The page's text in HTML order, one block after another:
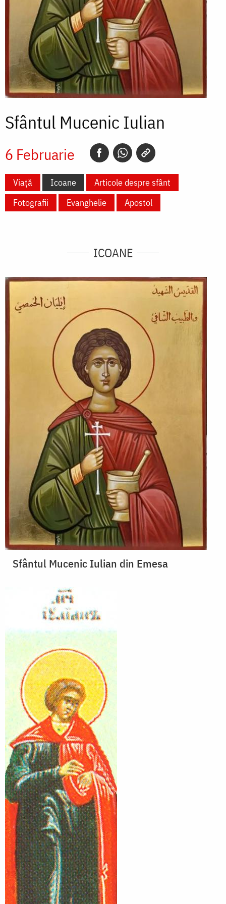
Sfântul Mucenic Iulian
6 Februarie
Viață Icoane
Articole despre sfânt
Fotografii
Evanghelie Apostol
ICOANE
Sfântul Mucenic Iulian din Emesa